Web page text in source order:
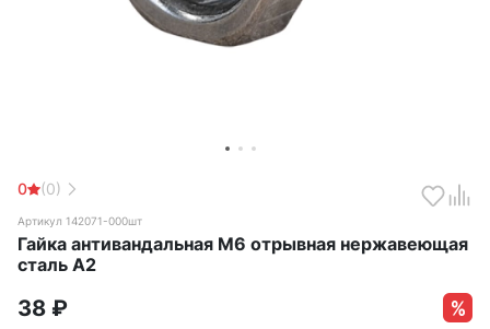
0 (0)
Артикул 142071-000шт
Гайка антивандальная М6 отрывная нержавеющая
сталь А2
38 ₽